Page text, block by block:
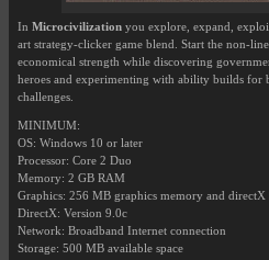
In Microcivilization you explore, expand,
art strategy-clicker game blend. Start the non-
economical strength while discovering
heroes and experimenting with ability builds for
challenges.
MINIMUM:
OS: Windows 10 or later
Processor: Core 2 Duo
Memory: 2 GB RAM
Graphics: 256 MB graphics memory and directX
DirectX: Version 9.0c
Network: Broadband Internet connection
Storage: 500 MB available space